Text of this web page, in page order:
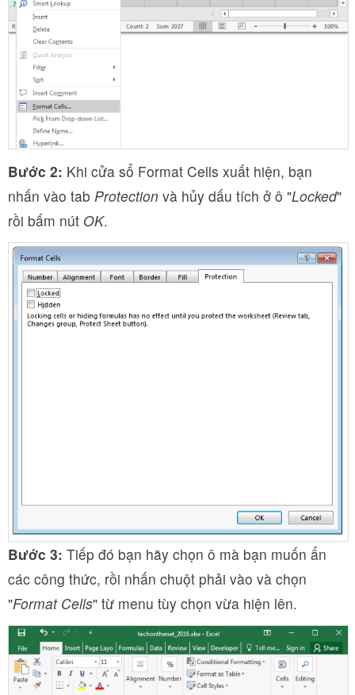
Bước 2: Khi cửa sổ Format Cells xuất hiện, bạn
nhấn vào tab Protection và hủy dấu tích ở ô "Locked"
rồi bấm nút OK.
Bước 3: Tiếp đó bạn hãy chọn ô mà bạn muốn ẩn
các công thức, rồi nhấn chuột phải vào và chọn
"Format Cells" từ menu tùy chọn vừa hiện lên.